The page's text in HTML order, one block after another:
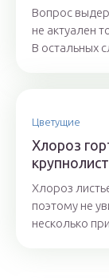
Вопрос
не актуален
В остальных
Цветущие
Хлороз
Хлороз
поэтому не
несколько